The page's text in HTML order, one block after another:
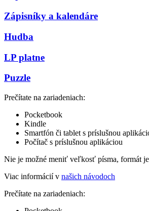
Zápisníky a kalendáre
Hudba
LP platne
Puzzle
Prečítate na zariadeniach:
Pocketbook
Kindle
Smartfón či tablet s príslušnou
Počítač s príslušnou aplikáciou
Nie je možné meniť veľkosť písma, formát
Viac informácií v našich návodoch
Prečítate na zariadeniach: